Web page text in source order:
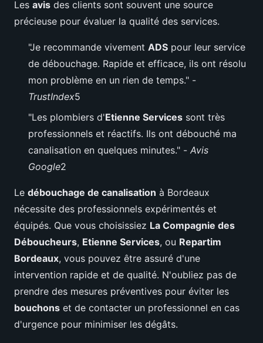
Les avis des clients sont souvent une source
précieuse pour évaluer la qualité des services.
"Je recommande vivement ADS pour leur service
de débouchage. Rapide et efficace, ils ont résolu
mon problème en un rien de temps." -
TrustIndex5
"Les plombiers d'Etienne Services sont très
professionnels et réactifs. Ils ont débouché ma
canalisation en quelques minutes." - Avis
Google2
Le débouchage de canalisation à Bordeaux
nécessite des professionnels expérimentés et
équipés. Que vous choisissiez La Compagnie des
Déboucheurs, Etienne Services, ou Repartim
Bordeaux, vous pouvez être assuré d'une
intervention rapide et de qualité. N'oubliez pas de
prendre des mesures préventives pour éviter les
bouchons et de contacter un professionnel en cas
d'urgence pour minimiser les dégâts.